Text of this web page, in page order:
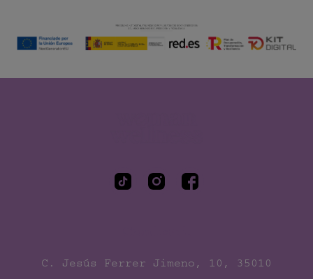
C. Jesús Ferrer Jimeno, 10, 35010